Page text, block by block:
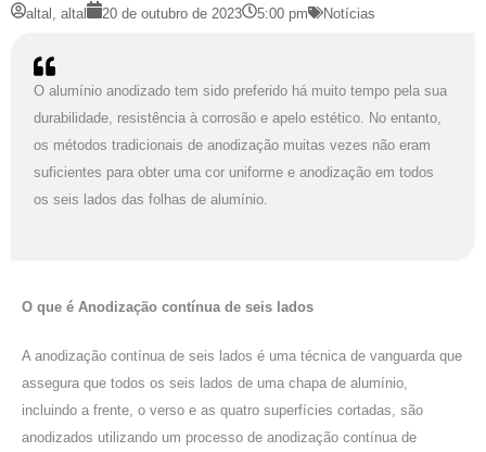
altal, altal 20 de outubro de 2023 5:00 pm Notícias
O alumínio anodizado tem sido preferido há muito tempo pela sua
durabilidade, resistência à corrosão e apelo estético. No entanto,
os métodos tradicionais de anodização muitas vezes não eram
suficientes para obter uma cor uniforme e anodização em todos
os seis lados das folhas de alumínio.
O que é Anodização contínua de seis lados
A anodização contínua de seis lados é uma técnica de vanguarda que
assegura que todos os seis lados de uma chapa de alumínio,
incluindo a frente, o verso e as quatro superfícies cortadas, são
anodizados utilizando um processo de anodização contínua de